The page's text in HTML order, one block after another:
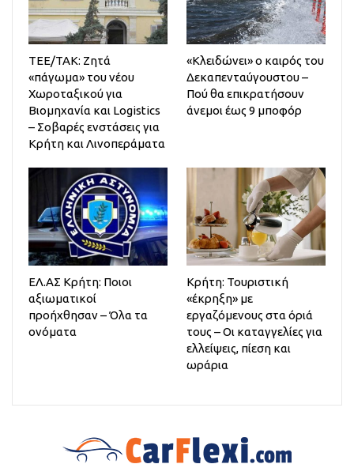
ΤΕΕ/ΤΑΚ: Ζητά
«πάγωμα» του νέου
Χωροταξικού για
Βιομηχανία και Logistics
– Σοβαρές ενστάσεις για
Κρήτη και Λινοπεράματα
«Κλειδώνει» ο καιρός του
Δεκαπενταύγουστου –
Πού θα επικρατήσουν
άνεμοι έως 9 μποφόρ
ΕΛ.ΑΣ Κρήτη: Ποιοι
αξιωματικοί
προήχθησαν – Όλα τα
ονόματα
Κρήτη: Τουριστική
«έκρηξη» με
εργαζόμενους στα όριά
τους – Οι καταγγελίες για
ελλείψεις, πίεση και
ωράρια